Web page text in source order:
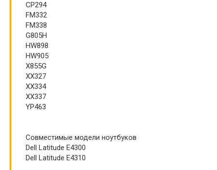
CP294
FM332
FM338
G805H
HW898
HW905
X855G
XX327
XX334
XX337
YP463
Совместимые модели ноутбуков
Dell Latitude E4300
Dell Latitude E4310